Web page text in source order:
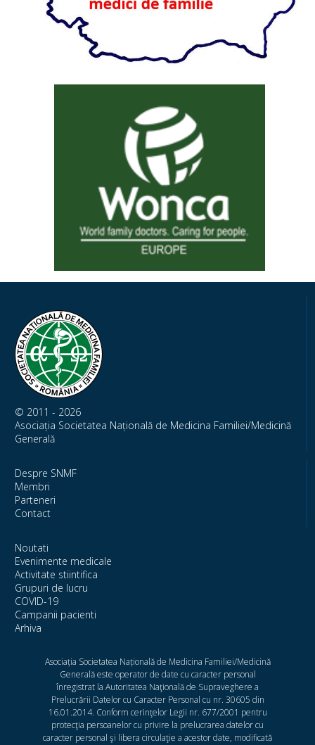
© 2011 - 2026
Asociația Societatea Națională de Medicina Familiei/Medicină
Generală
Despre SNMF
Membri
Parteneri
Contact
Noutati
Evenimente medicale
Activitate stiintifica
Grupuri de lucru
COVID-19
Campanii pacienti
Arhiva
Asociația Societatea Națională de Medicina Familiei/Medicină
Generală este operator de date cu caracter personal
înregistrat la Autoritatea Naţională de Supraveghere a
Prelucrării Datelor cu Caracter Personal cu nr. 30605 din
16.01.2014. Conform cerinţelor Legii nr. 677/2001 pentru
protecţia persoanelor cu privire la prelucrarea datelor cu
caracter personal şi libera circulaţie a acestor date, modificată